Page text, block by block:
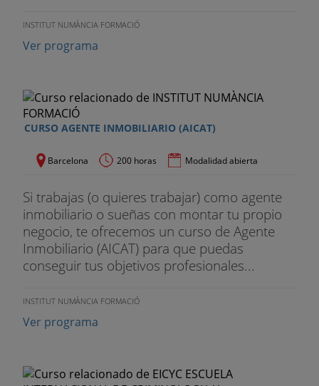
INSTITUT NUMÀNCIA FORMACIÓ
Ver programa
CURSO AGENTE INMOBILIARIO (AICAT)
Barcelona 200 horas Modalidad abierta
Si trabajas (o quieres trabajar) como agente
inmobiliario o sueñas con montar tu propio
negocio, te ofrecemos un curso de Agente
Inmobiliario (AICAT) para que puedas
conseguir tus objetivos profesionales...
INSTITUT NUMÀNCIA FORMACIÓ
Ver programa